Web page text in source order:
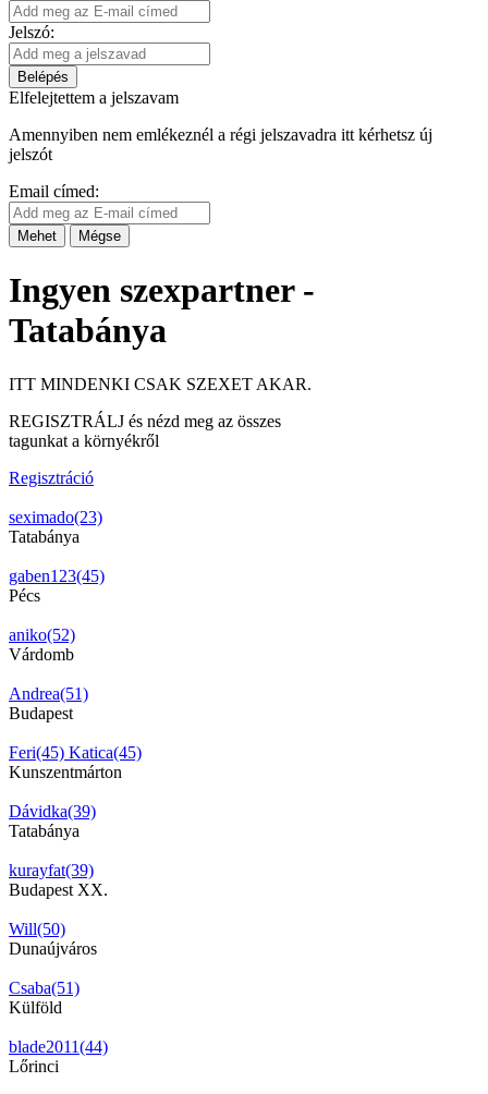
Jelszó:
Belépés
Elfelejtettem a jelszavam
Amennyiben nem emlékeznél a régi jelszavadra itt kérhetsz új
jelszót
Email címed:
Mehet Mégse
Ingyen szexpartner -
Tatabánya
ITT MINDENKI CSAK SZEXET AKAR.
REGISZTRÁLJ és nézd meg az összes
tagunkat a környékről
Regisztráció
seximado(23)
Tatabánya
gaben123(45)
Pécs
aniko(52)
Várdomb
Andrea(51)
Budapest
Feri(45) Katica(45)
Kunszentmárton
Dávidka(39)
Tatabánya
kurayfat(39)
Budapest XX.
Will(50)
Dunaújváros
Csaba(51)
Külföld
blade2011(44)
Lőrinci